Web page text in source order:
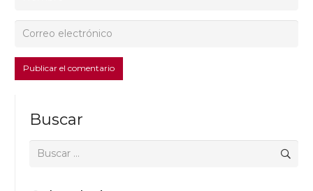
Publicar el comentario
Buscar
Buscar: